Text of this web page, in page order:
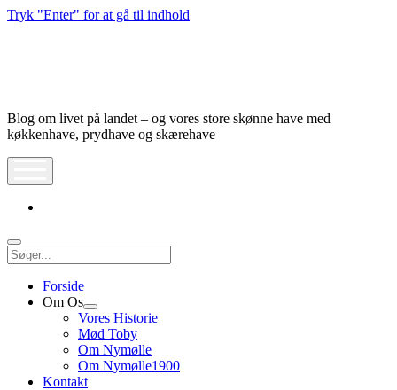
Tryk "Enter" for at gå til indhold
Blog om livet på landet – og vores store skønne have med
køkkenhave, prydhave og skærehave
Søg
Forside
Om Os
Åbn
dropdown
meny
Vores Historie
Mød Toby
Om Nymølle
Om Nymølle1900
Kontakt